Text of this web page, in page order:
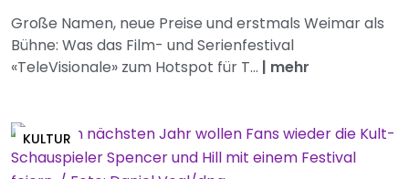
Große Namen, neue Preise und erstmals Weimar als
Bühne: Was das Film- und Serienfestival
«TeleVisionale» zum Hotspot für T... | mehr
KULTUR